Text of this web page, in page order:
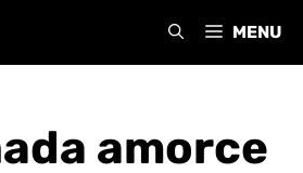
MENU
amorce